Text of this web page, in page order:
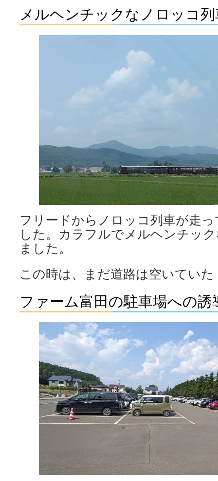
メルヘンチックなノロッコ
フリードからノロッコ列車が走
した。カラフルでメルヘンチッ
ました。
この時は、まだ道路は空いていた
ファーム富田の駐車場への誘